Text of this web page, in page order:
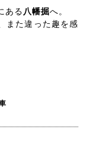
ある八幡掘へ。
また違った趣を感